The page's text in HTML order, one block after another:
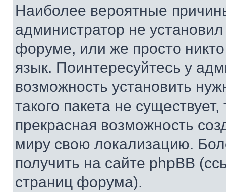
Наиболее вероятные
администратор не
форуме, или же просто
язык. Поинтересуйтесь у
возможность установить
такого пакета не
прекрасная возможность
миру свою локализацию.
получить на сайте phpBB
страниц форума).